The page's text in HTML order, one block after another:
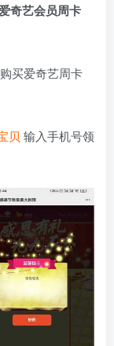
奇艺会员周卡
买爱奇艺周卡
贝 输入手机号领